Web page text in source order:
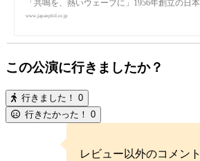
「共鳴を、熱いウェーブに」1956年創立の
www.japanphil.or.jp
この公演に行きましたか？
行きました！ 0
行きたかった！ 0
レビュー以外のコメン